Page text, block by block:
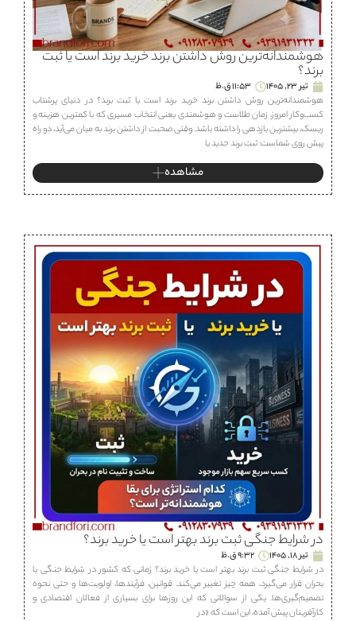
هوشمندانه‌ترین روش داشتن برند خرید برند است یا ثبت
برند؟
تیر 23, 1405
11:53 ق.ظ
هوشمندانه‌ترین روش داشتن برند خرید برند است یا ثبت برند؟ در دنیای پرشتاب
کسب‌وکار امروز، زمان طلاست و هوشمندی یعنی انتخاب مسیری که با کمترین هزینه و
ریسک، بیشترین بازدهی را داشته باشد. وقتی صحبت از داشتن برند به میان می‌آید، دو راه
پیش روی شماست: ثبت برند جدید یا
مشاهده
در شرایط جنگی ثبت برند بهتر است یا خرید برند؟
تیر 18, 1405
9:32 ق.ظ
در شرایط جنگی ثبت برند بهتر است یا خرید برند؟ زمانی که کشور در شرایط جنگی یا
بحران قرار می‌گیرد، همه چیز تغییر می‌کند. قوانین، فرآیندها، اولویت‌ها و حتی نحوه
تصمیم‌گیری‌ها. یکی از سوالاتی که این روزها برای بسیاری از فعالان اقتصادی و
کارآفرینان پیش آمده، این است که «در